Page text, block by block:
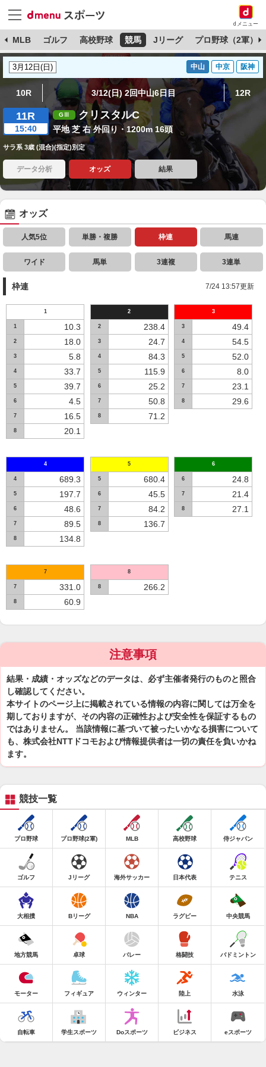
dメニュー
MLB ゴルフ 高校野球 競馬 Jリーグ プロ野球（2軍）
中山 中京 阪神
10R 3/12(日) 2回中山6日目 12R
11R
15:40
クリスタルC
平地 芝 右 外回り・1200m 16頭
サラ系 3歳 (混合)(指定)別定
データ分析 オッズ 結果
オッズ
人気5位 単勝・複勝 枠連 馬連
ワイド 馬単 3連複 3連単
枠連 7/24 13:57更新
1
1 10.3
2 18.0
3 5.8
4 33.7
5 39.7
6 4.5
7 16.5
8 20.1
2
2 238.4
3 24.7
4 84.3
5 115.9
6 25.2
7 50.8
8 71.2
3
3 49.4
4 54.5
5 52.0
6 8.0
7 23.1
8 29.6
4
4 689.3
5 197.7
6 48.6
7 89.5
8 134.8
5
5 680.4
6 45.5
7 84.2
8 136.7
6
6 24.8
7 21.4
8 27.1
7
7 331.0
8 60.9
8
8 266.2
注意事項
結果・成績・オッズなどのデータは、必ず主催者発行のものと照合
し確認してください。
本サイトのページ上に掲載されている情報の内容に関しては万全を
期しておりますが、その内容の正確性および安全性を保証するもの
ではありません。 当該情報に基づいて被ったいかなる損害について
も、株式会社NTTドコモおよび情報提供者は一切の責任を負いかね
ます。
競技一覧
プロ野球 プロ野球(2軍) MLB 高校野球 侍ジャパン
ゴルフ Jリーグ 海外サッカー 日本代表 テニス
大相撲 Bリーグ NBA ラグビー 中央競馬
地方競馬 卓球 バレー 格闘技 バドミントン
モーター フィギュア ウィンター 陸上 水泳
自転車 学生スポーツ Doスポーツ ビジネス eスポーツ